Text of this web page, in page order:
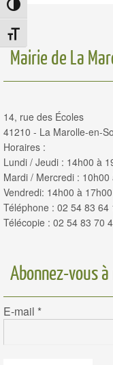
Passer en contraste élevé
Changer la taille de la
Mairie de La
14, rue des Écoles
41210 - La Marolle-en-
Horaires :
Lundi / Jeudi : 14h00 à
Mardi / Mercredi : 10h00
Vendredi: 14h00 à 17h00
Téléphone : 02 54 83 64
Télécopie : 02 54 83 70
Abonnez-vous
E-mail *